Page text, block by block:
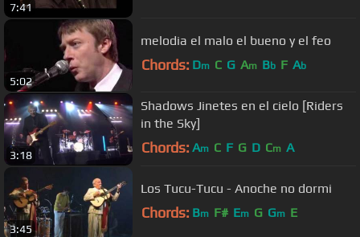
7:41
5:02
melodia el malo el bueno y el feo
Chords: Dm C G Am Bb F Ab
3:18
Shadows Jinetes en el cielo [Riders
in the Sky]
Chords: Am C F G D Cm A
3:45
Los Tucu-Tucu - Anoche no dormi
Chords: Bm F# Em G Gm E